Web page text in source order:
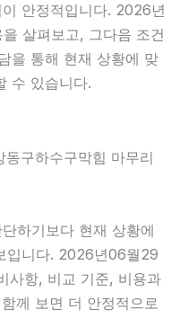
안정적입니다. 2026년
살펴보고, 그다음 조건
을 통해 현재 상황에 맞
수 있습니다.
구하수구막힘 마무리
하기보다 현재 상황에
입니다. 2026년06월29
사항, 비교 기준, 비용과
께 보면 더 안정적으로